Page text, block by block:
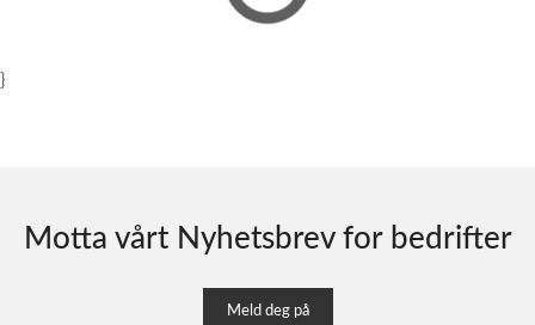
}
Motta vårt Nyhetsbrev for bedrifter
Meld deg på